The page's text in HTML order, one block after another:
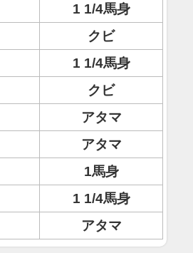
1 1/4馬身
クビ
1 1/4馬身
クビ
アタマ
アタマ
1馬身
1 1/4馬身
アタマ